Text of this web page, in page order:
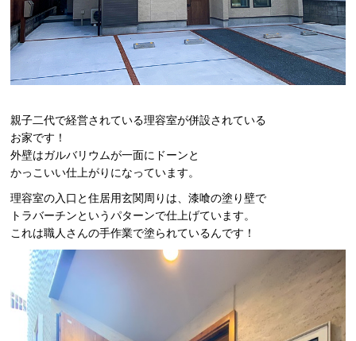
親子二代で経営されている理容室が併設されている
お家です！
外壁はガルバリウムが一面にドーンと
かっこいい仕上がりになっています。
理容室の入口と住居用玄関周りは、漆喰の塗り壁で
トラバーチンというパターンで仕上げています。
これは職人さんの手作業で塗られているんです！